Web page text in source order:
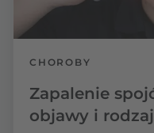
CHOROBY
Zapalenie
objawy i